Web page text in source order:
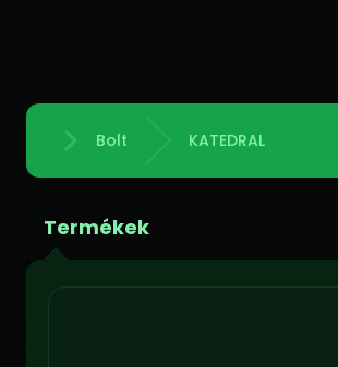
FőoldalBolt KATEDRAL
Termékek